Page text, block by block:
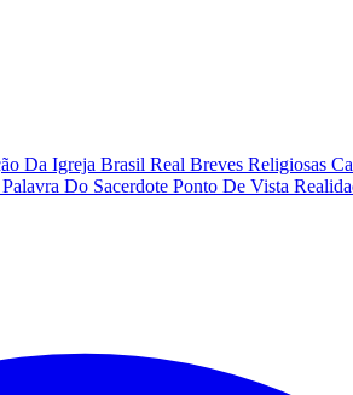
Da Igreja Brasil Real Breves Religiosas
Palavra Do Sacerdote Ponto De Vista